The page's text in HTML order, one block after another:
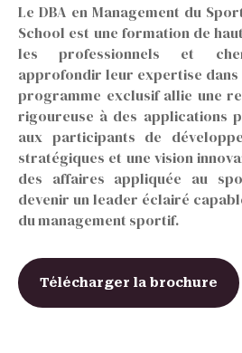
Le DBA en Management du
School est une formation de
les professionnels et
approfondir leur expertise
programme exclusif allie une
rigoureuse à des applications
aux participants de
stratégiques et une vision
des affaires appliquée au
devenir un leader éclairé
du management sportif.
Télécharger la brochure